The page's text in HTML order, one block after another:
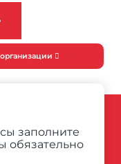
заполните
обязательно